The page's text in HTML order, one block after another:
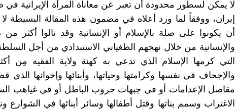
لا يمكن لسطور محدودة أن تعبر عن معاناة المرأة الإيرانية
إيران، ووفقاً لما ورد أعلاه في مضمون هذه المقالة البسيطة لا
أن يكونوا على صلة بالإسلام أو الإنسانية وقد نالوا أكثر
والإنسانية من خلال نهجهم الطغياني الاستبدادي من أجل
التي كرمها الإسلام الذي تدعي به كهنة ولاية الفقيه مِن
والإجحاف في نفسها وكرامتها وحياتها، وأبنائها وإخوانها
مقاصل الإعدامات أو في جبهات حروب الباطل أو في غياهب
الاغتراب وسمم بناتها وقتل أطفالها وسائر أبنائها في